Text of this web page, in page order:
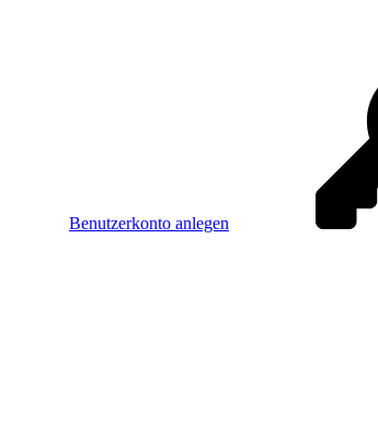
Benutzerkonto anlegen